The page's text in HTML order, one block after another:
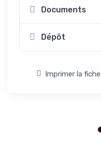
Documents
Dépôt
Imprimer la fiche